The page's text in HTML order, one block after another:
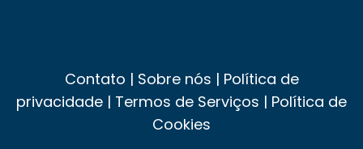
Contato | Sobre nós | Política de
privacidade | Termos de Serviços | Política de
Cookies